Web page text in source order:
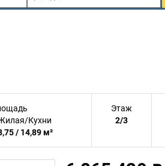
Кухни
/ 14,89 м²
Этаж
2/3